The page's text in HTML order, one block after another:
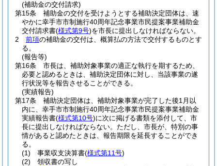
(補助金の交付請求)
第15条
補助金の交付を受けようとする補助決定団体は、速
やかに幸手市市制施行40周年記念事業市民提案事業補助金
交付請求書(様式第9号)を市長に提出しなければならない。
2
前項の補助金の交付は、概算払の方法で交付するものとす
る。
(報告等)
第16条
市長は、補助対象事業の適正な執行を期するため、
必要と認めるときは、補助決定団体に対し、当該事業の遂
行状況等を報告させることができる。
(実績報告)
第17条
補助決定団体は、補助対象事業が完了した後1月以
内に、幸手市市制施行40周年記念事業市民提案事業補助金
実績報告書(様式第10号)に次に掲げる書類を添付して、市
長に提出しなければならない。 ただし、市長が、特別の事
情があると認めたときは、報告期限を延長することができ
る。
(1)
事業収支決算書(様式第11号)
(2)
領収書の写し